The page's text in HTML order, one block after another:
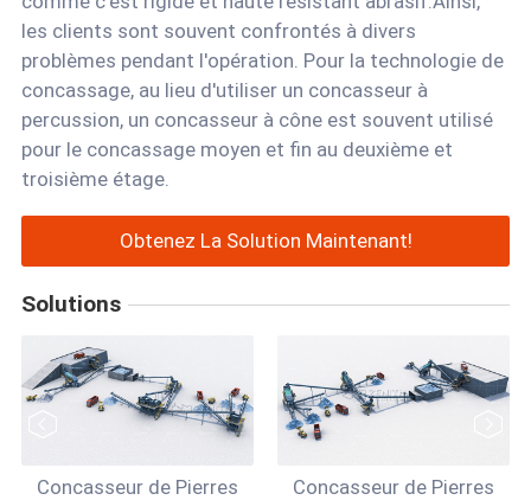
les clients sont souvent confrontés à divers
problèmes pendant l'opération. Pour la technologie de
concassage, au lieu d'utiliser un concasseur à
percussion, un concasseur à cône est souvent utilisé
pour le concassage moyen et fin au deuxième et
troisième étage.
Obtenez La Solution Maintenant!
Solutions
Concasseur de Pierres
Concasseur de Pierres